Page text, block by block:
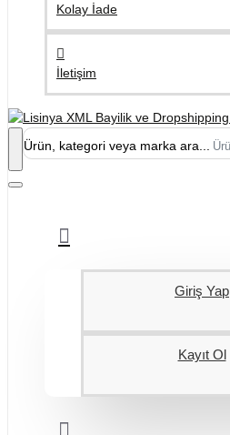
Kolay İade
İletişim
Ürün, kategori veya marka ara...
Giriş Yap
Kayıt Ol